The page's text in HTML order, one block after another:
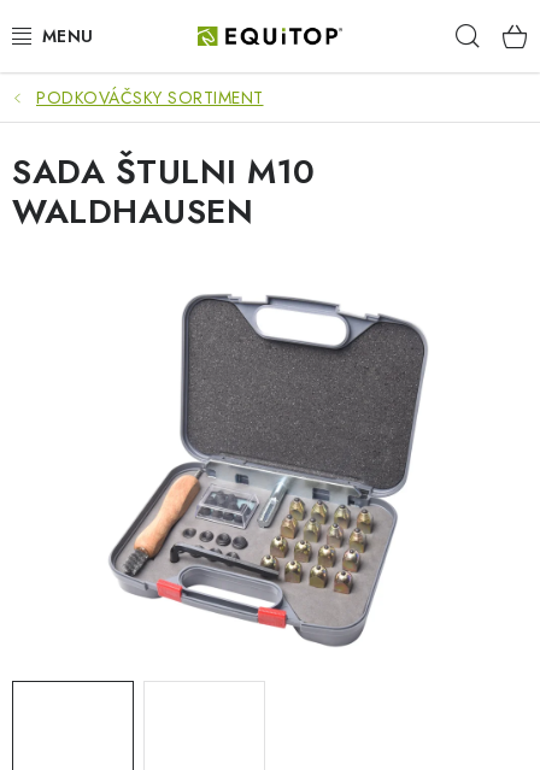
na
JAZDEC
KÔŇ
PONY
DARČEKOVÉ POUKAZY
PODKOVÁČSKY SORTIMENT
SADA ŠTULNI M10
WALDHAUSEN